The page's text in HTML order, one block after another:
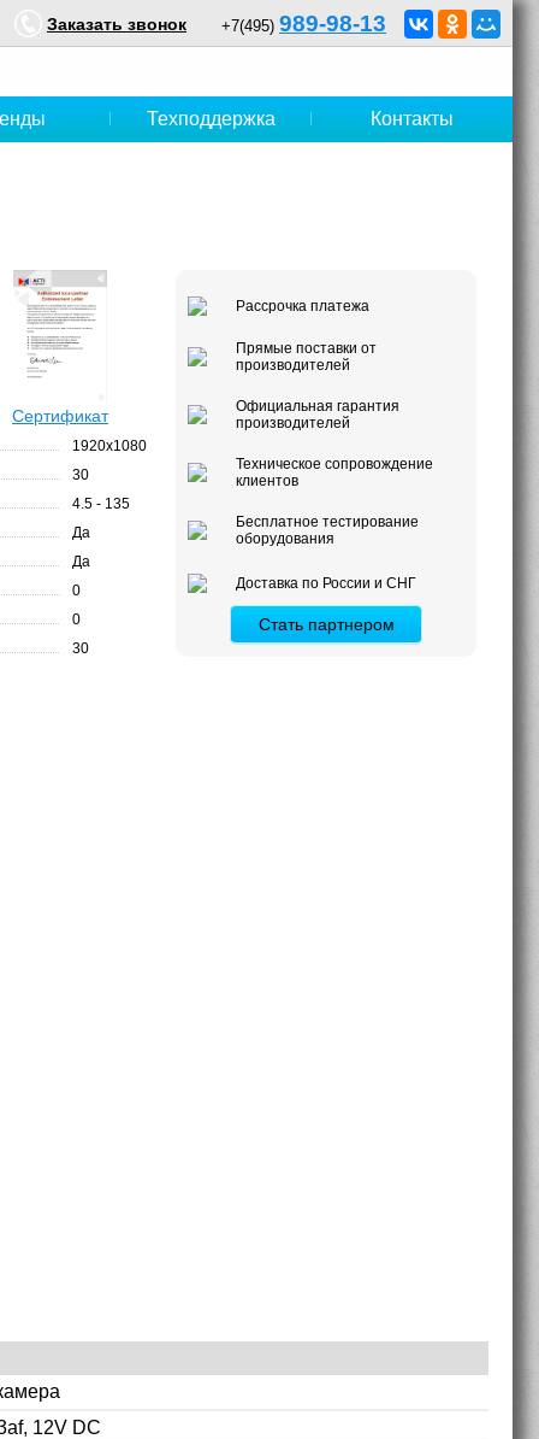
+7(495) 989-98-13
Заказать звонок
Техподдержка Контакты
Сертификат
1920x1080
30
4.5 - 135
Да
Да
0
0
30
Рассрочка платежа
Прямые поставки от
производителей
Официальная гарантия
производителей
Техническое сопровождение
клиентов
Бесплатное тестирование
оборудования
Доставка по России и СНГ
Стать партнером
12V DC